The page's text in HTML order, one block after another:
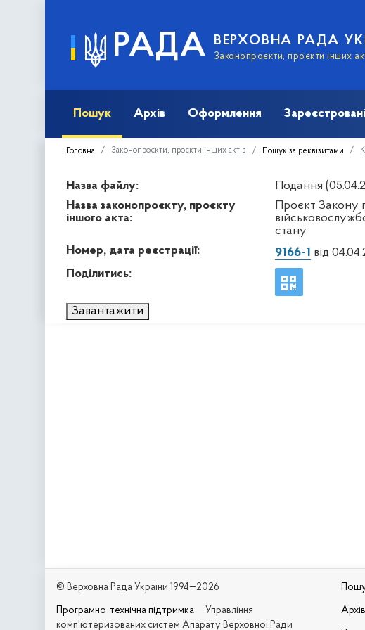
РАДА ВЕРХОВНА РАДА
Законопроєкти, проєкти інших
Пошук Архів Оформлення Зареєстровані
Головна Законопроєкти, проєкти інших актів Пошук за реквізитами
Назва файлу:
Подання
Назва законопроєкту, проєкту
іншого акта:
Проєкт Закону
стану
Номер, дата реєстрації:
9166-1 від
Поділитись:
Завантажити
© Верховна Рада України 1994—2026
Програмно-технічна підтримка — Управління
комп'ютеризованих систем Апарату Верховної Ради